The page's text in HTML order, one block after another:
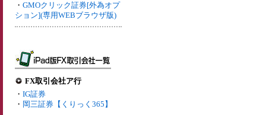
・ GMOクリック証券[外為オプ
ション](専用WEBブラウザ版)
FX取引会社ア行
・ IG証券
・ 岡三証券【くりっく365】